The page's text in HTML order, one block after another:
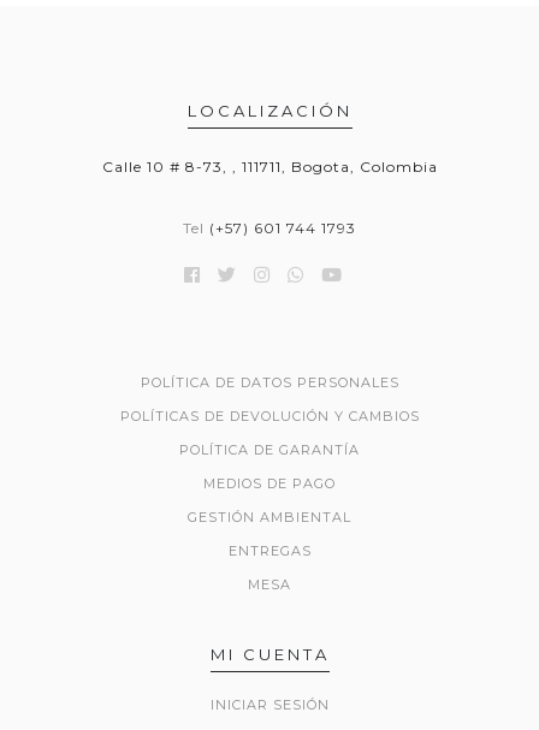
LOCALIZACIÓN
Calle 10 # 8-73, , 111711, Bogota, Colombia
Tel (+57) 601 744 1793
POLÍTICA DE DATOS PERSONALES
POLÍTICAS DE DEVOLUCIÓN Y CAMBIOS
POLÍTICA DE GARANTÍA
MEDIOS DE PAGO
GESTIÓN AMBIENTAL
ENTREGAS
MESA
MI CUENTA
INICIAR SESIÓN